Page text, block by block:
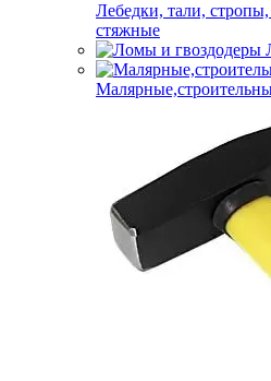
Лебедки, тали,
стяжные